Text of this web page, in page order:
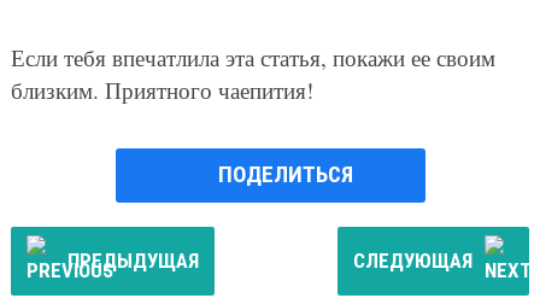
Если тебя впечатлила эта статья, покажи ее своим
близким. Приятного чаепития!
ПОДЕЛИТЬСЯ
ПРЕДЫДУЩАЯ СЛЕДУЮЩАЯ